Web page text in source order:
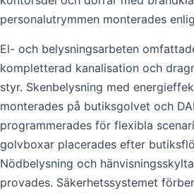
personalutrymmen monterades
El- och belysningsarbeten
kompletterad kanalisation och
styr. Skenbelysning med
monterades på butiksgolvet och
programmerades för flexibla
golvboxar placerades efter
Nödbelysning och
provades. Säkerhetssystemet